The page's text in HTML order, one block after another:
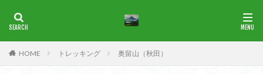
HOME トレッキング 奥留山（秋田）
カテゴリー